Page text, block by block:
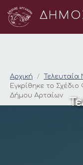
Αρχική
Τελευταία
Εγκρίθηκε το
Δήμου Αρταίων